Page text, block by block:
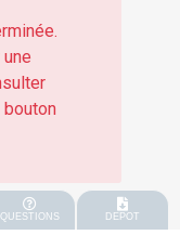
bouton
QUESTIONS DEPOT